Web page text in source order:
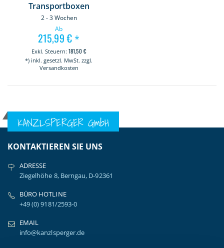
Transportboxen
2 - 3 Wochen
Ab
215,99 €*
181,50 €
*) inkl. gesetzl. MwSt. zzgl.
Versandkosten
KANZLSPERGER GmbH
KONTAKTIEREN SIE UNS
ADRESSE
Ziegelhöhe 8, Berngau, D-92361
BÜRO HOTLINE
+49 (0) 9181/2593-0
EMAIL
info@kanzlsperger.de